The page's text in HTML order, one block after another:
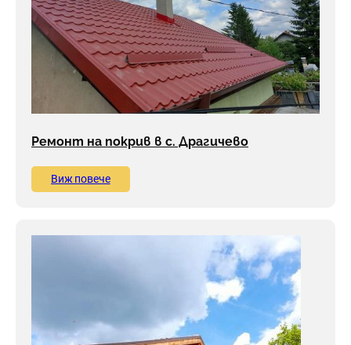
Ремонт на покрив в с. Драгичево
Виж повече